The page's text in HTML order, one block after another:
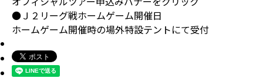
●Ｊ２リーグ戦ホームゲーム開催日
ホームゲーム開催時の場外特設テントにて受付